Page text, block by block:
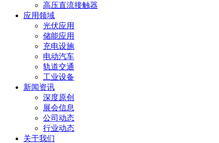
高压直流接触器
应用领域
光伏应用
储能应用
充电设施
电动汽车
轨道交通
工业设备
新闻资讯
深度原创
展会信息
公司动态
行业动态
关于我们